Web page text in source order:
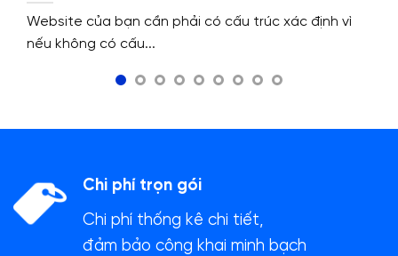
cấu trúc website.
Website của bạn cần phải có cấu trúc xác định vì
nếu không có cấu...
Chi phí trọn gói
Chi phí thống kê chi tiết,
đảm bảo công khai minh bạch